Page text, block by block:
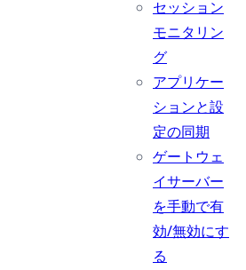
セッション
モニタリン
グ
アプリケー
ションと設
定の同期
ゲートウェ
イサーバー
を手動で有
効/無効にす
る